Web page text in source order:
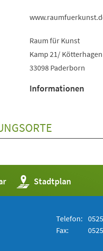
Raum für Kunst
Kamp 21/ Kötterhagen
33098 Paderborn
Informationen
Stadtplan
(Öffnet
in
einem
Telefon:
Fax: